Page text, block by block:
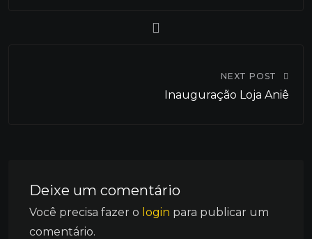
NEXT POST
Inauguração Loja Aniê
Deixe um comentário
Você precisa fazer o login para publicar um
comentário.